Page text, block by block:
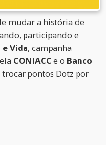
mudar a história de
participando e
Vida, campanha
CONIACC e o Banco
trocar pontos Dotz por